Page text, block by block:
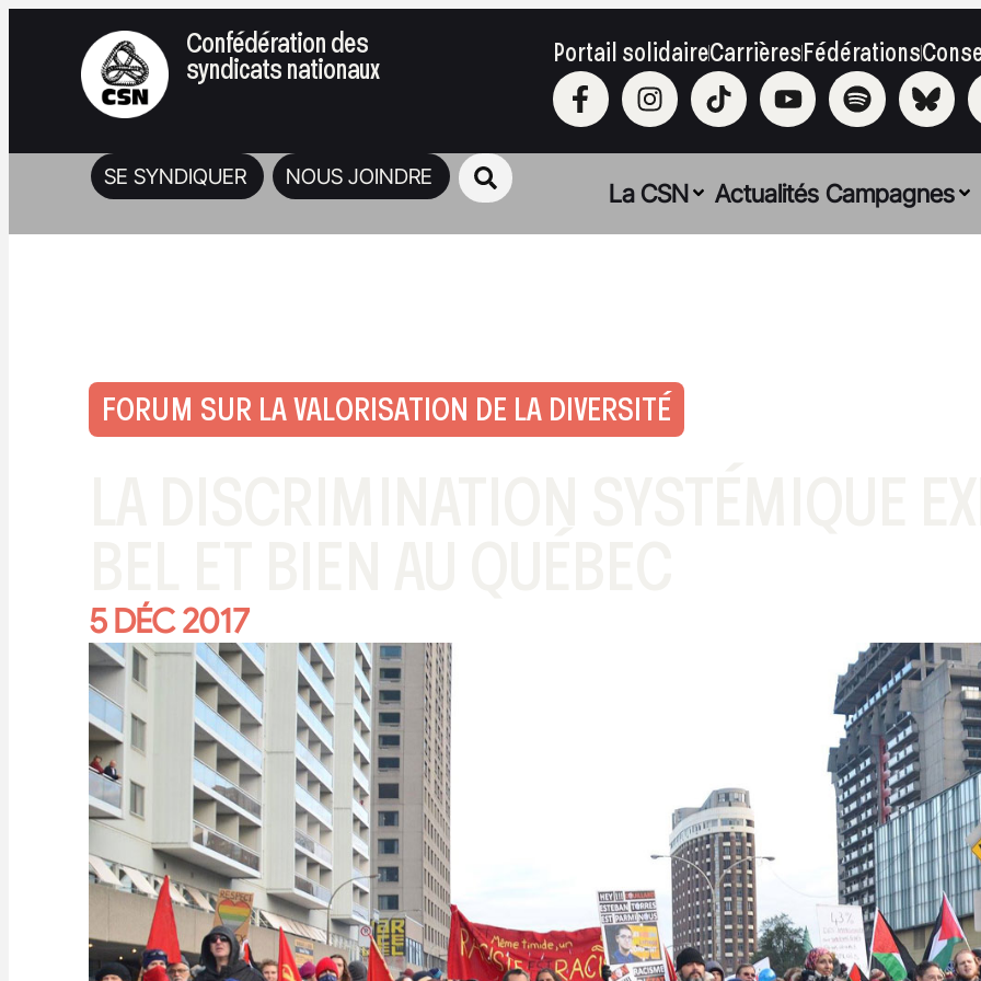
Confédération des
syndicats nationaux Portail solidaireCarrièresFédérations
SE SYNDIQUER NOUS JOINDRE
La CSN Actualités Campagnes
FORUM SUR LA VALORISATION DE LA DIVERSITÉ
5 DÉC 2017